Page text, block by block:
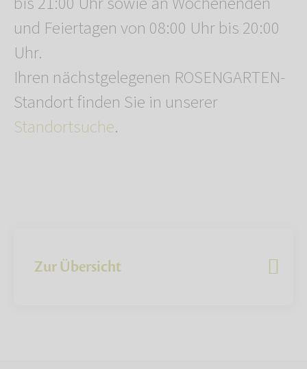
und Feiertagen von 08:00 Uhr bis 20:00
Uhr.
Ihren nächstgelegenen ROSENGARTEN-
Standort finden Sie in unserer
Standortsuche.
Zur Übersicht